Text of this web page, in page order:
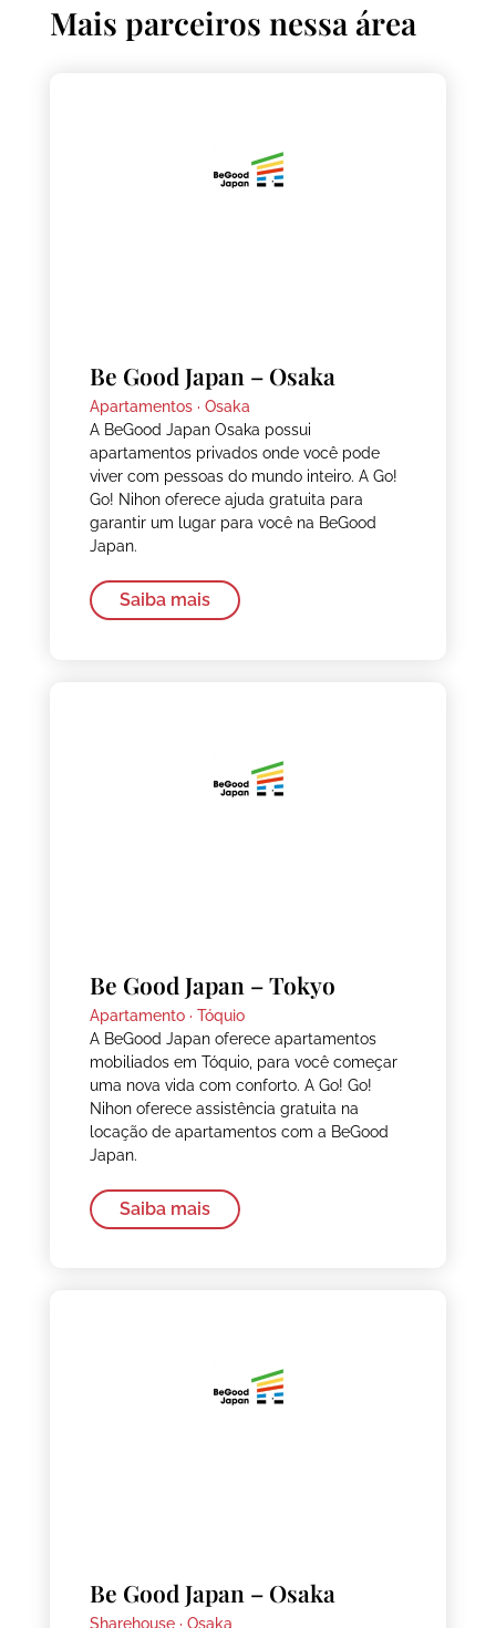
Mais parceiros nessa área
Be Good Japan – Osaka
Apartamentos · Osaka
A BeGood Japan Osaka possui
apartamentos privados onde você pode
viver com pessoas do mundo inteiro. A Go!
Go! Nihon oferece ajuda gratuita para
garantir um lugar para você na BeGood
Japan.
Saiba mais
Be Good Japan – Tokyo
Apartamento · Tóquio
A BeGood Japan oferece apartamentos
mobiliados em Tóquio, para você começar
uma nova vida com conforto. A Go! Go!
Nihon oferece assistência gratuita na
locação de apartamentos com a BeGood
Japan.
Saiba mais
Be Good Japan – Osaka
Sharehouse · Osaka